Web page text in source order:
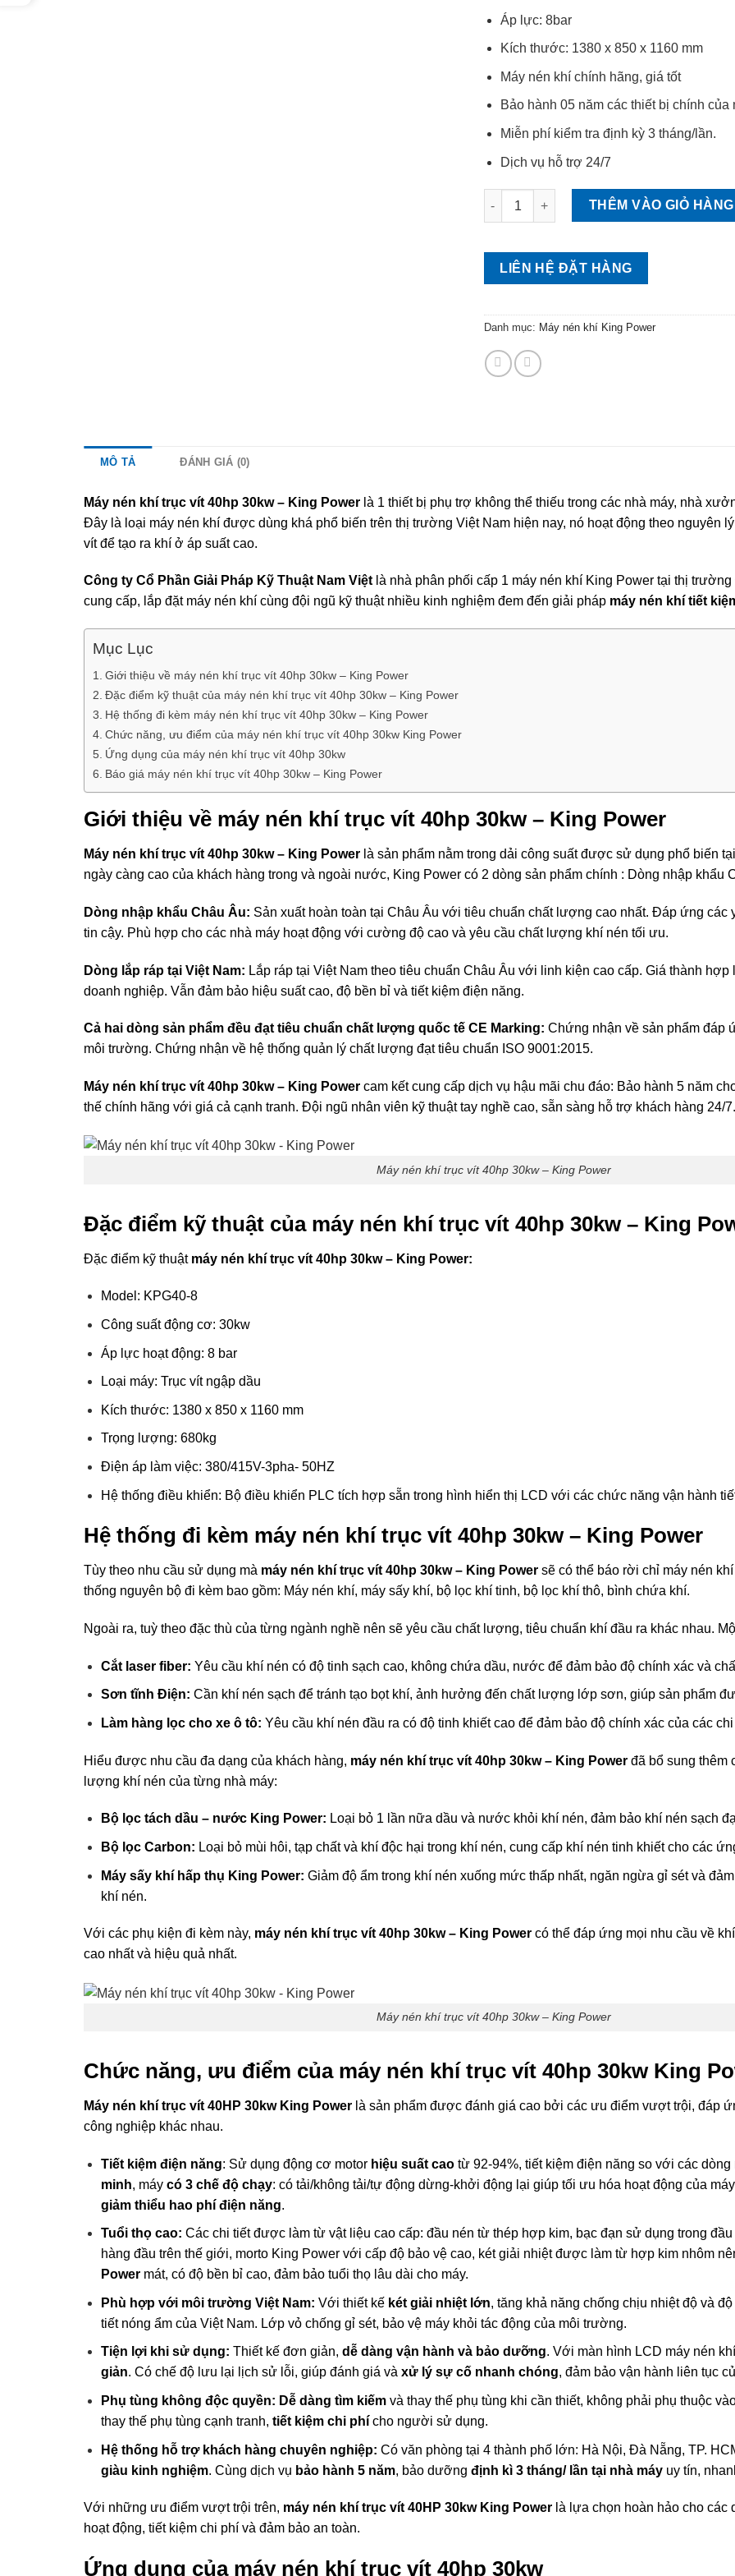
Áp lực: 8bar
Kích thước: 1380 x 850 x 1160 mm
Máy nén khí chính hãng, giá tốt
Bảo hành 05 năm các thiết bị chính của
Miễn phí kiểm tra định kỳ 3 tháng/lần.
Dịch vụ hỗ trợ 24/7
MÁY NÉN KHÍ TRỤC VÍT 40HP 30KW – KING
THÊM VÀO GIỎ HÀNG
LIÊN HỆ ĐẶT HÀNG
Danh mục: Máy nén khí King Power
MÔ TẢ ĐÁNH GIÁ (0)
Máy nén khí trục vít 40hp 30kw – King Power là 1 thiết bị phụ trợ không thể thiếu trong các nhà máy, nhà
Đây là loại máy nén khí được dùng khá phổ biến trên thị trường Việt Nam hiện nay, nó hoạt động theo nguyên
vít để tạo ra khí ở áp suất cao.
Công ty Cổ Phần Giải Pháp Kỹ Thuật Nam Việtlà nhà phân phối cấp 1 máy nén khí King Power tại thị
cung cấp, lắp đặt máy nén khí cùng đội ngũ kỹ thuật nhiều kinh nghiệm đem đến giải pháp máy nén khí tiết
Mục Lục
Giới thiệu về máy nén khí trục vít 40hp 30kw – King Power
Đặc điểm kỹ thuật của máy nén khí trục vít 40hp 30kw – King Power
Hệ thống đi kèm máy nén khí trục vít 40hp 30kw – King Power
Chức năng, ưu điểm của máy nén khí trục vít 40hp 30kw King Power
Ứng dụng của máy nén khí trục vít 40hp 30kw
Báo giá máy nén khí trục vít 40hp 30kw – King Power
Giới thiệu về máy nén khí trục vít 40hp 30kw – King Power
Máy nén khí trục vít 40hp 30kw – King Power là sản phẩm nằm trong dải công suất được sử dụng phổ biến
ngày càng cao của khách hàng trong và ngoài nước, King Power có 2 dòng sản phẩm chính : Dòng nhập khẩu
Dòng nhập khẩu Châu Âu: Sản xuất hoàn toàn tại Châu Âu với tiêu chuẩn chất lượng cao nhất. Đáp ứng các
tin cậy. Phù hợp cho các nhà máy hoạt động với cường độ cao và yêu cầu chất lượng khí nén tối ưu.
Dòng lắp ráp tại Việt Nam: Lắp ráp tại Việt Nam theo tiêu chuẩn Châu Âu với linh kiện cao cấp. Giá thành
doanh nghiệp. Vẫn đảm bảo hiệu suất cao, độ bền bỉ và tiết kiệm điện năng.
Cả hai dòng sản phẩm đều đạt tiêu chuẩn chất lượng quốc tế CE Marking: Chứng nhận về sản phẩm đáp
môi trường. Chứng nhận về hệ thống quản lý chất lượng đạt tiêu chuẩn ISO 9001:2015.
Máy nén khí trục vít 40hp 30kw – King Power cam kết cung cấp dịch vụ hậu mãi chu đáo: Bảo hành 5 năm
thế chính hãng với giá cả cạnh tranh. Đội ngũ nhân viên kỹ thuật tay nghề cao, sẵn sàng hỗ trợ khách hàng 24/7.
Máy nén khí trục vít 40hp 30kw – King Power
Đặc điểm kỹ thuật của máy nén khí trục vít 40hp 30kw – King
Đặc điểm kỹ thuật máy nén khí trục vít 40hp 30kw – King Power:
Model: KPG40-8
Công suất động cơ: 30kw
Áp lực hoạt động: 8 bar
Loại máy: Trục vít ngập dầu
Kích thước: 1380 x 850 x 1160 mm
Trọng lượng: 680kg
Điện áp làm việc: 380/415V-3pha- 50HZ
Hệ thống điều khiển: Bộ điều khiển PLC tích hợp sẵn trong hình hiển thị LCD với các chức năng vận hành
Hệ thống đi kèm máy nén khí trục vít 40hp 30kw – King Power
Tùy theo nhu cầu sử dụng mà máy nén khí trục vít 40hp 30kw – King Power sẽ có thể báo rời chỉ máy nén
thống nguyên bộ đi kèm bao gồm: Máy nén khí, máy sấy khí, bộ lọc khí tinh, bộ lọc khí thô, bình chứa khí.
Ngoài ra, tuỳ theo đặc thù của từng ngành nghề nên sẽ yêu cầu chất lượng, tiêu chuẩn khí đầu ra khác nhau.
Cắt laser fiber: Yêu cầu khí nén có độ tinh sạch cao, không chứa dầu, nước để đảm bảo độ chính xác và
Sơn tĩnh Điện: Cần khí nén sạch để tránh tạo bọt khí, ảnh hưởng đến chất lượng lớp sơn, giúp sản phẩm
Làm hàng lọc cho xe ô tô: Yêu cầu khí nén đầu ra có độ tinh khiết cao để đảm bảo độ chính xác của các
Hiểu được nhu cầu đa dạng của khách hàng, máy nén khí trục vít 40hp 30kw – King Power đã bổ sung thêm
lượng khí nén của từng nhà máy:
Bộ lọc tách dầu – nước King Power: Loại bỏ 1 lần nữa dầu và nước khỏi khí nén, đảm bảo khí nén sạch
Bộ lọc Carbon: Loại bỏ mùi hôi, tạp chất và khí độc hại trong khí nén, cung cấp khí nén tinh khiết cho các
Máy sấy khí hấp thụ King Power: Giảm độ ẩm trong khí nén xuống mức thấp nhất, ngăn ngừa gỉ sét và
khí nén.
Với các phụ kiện đi kèm này, máy nén khí trục vít 40hp 30kw – King Power có thể đáp ứng mọi nhu cầu về
cao nhất và hiệu quả nhất.
Máy nén khí trục vít 40hp 30kw – King Power
Chức năng, ưu điểm của máy nén khí trục vít 40hp 30kw King
Máy nén khí trục vít 40HP 30kw King Power là sản phẩm được đánh giá cao bởi các ưu điểm vượt trội, đáp
công nghiệp khác nhau.
Tiết kiệm điện năng: Sử dụng động cơ motor hiệu suất caotừ 92-94%, tiết kiệm điện năng so với các dòng
minh, máy có 3 chế độ chạy: có tải/không tải/tự động dừng-khởi động lại giúp tối ưu hóa hoạt động của
giảm thiểu hao phí điện năng.
Tuổi thọ cao: Các chi tiết được làm từ vật liệu cao cấp: đầu nén từ thép hợp kim, bạc đạn sử dụng trong
hàng đầu trên thế giới, morto King Power với cấp độ bảo vệ cao, két giải nhiệt được làm từ hợp kim nhôm
Powermát, có độ bền bỉ cao, đảm bảo tuổi thọ lâu dài cho máy.
Phù hợp với môi trường Việt Nam: Với thiết kế két giải nhiệt lớn, tăng khả năng chống chịu nhiệt độ và
tiết nóng ẩm của Việt Nam. Lớp vỏ chống gỉ sét, bảo vệ máy khỏi tác động của môi trường.
Tiện lợi khi sử dụng: Thiết kế đơn giản, dễ dàng vận hành và bảo dưỡng. Với màn hình LCD máy nén
giản. Có chế độ lưu lại lịch sử lỗi, giúp đánh giá và xử lý sự cố nhanh chóng, đảm bảo vận hành liên tục
Phụ tùng không độc quyền: Dễ dàng tìm kiếmvà thay thế phụ tùng khi cần thiết, không phải phụ thuộc
thay thế phụ tùng cạnh tranh, tiết kiệm chi phícho người sử dụng.
Hệ thống hỗ trợ khách hàng chuyên nghiệp: Có văn phòng tại 4 thành phố lớn: Hà Nội, Đà Nẵng, TP.
giàu kinh nghiệm. Cùng dịch vụ bảo hành 5 năm, bảo dưỡng định kì 3 tháng/ lần tại nhà máyuy tín,
Với những ưu điểm vượt trội trên, máy nén khí trục vít 40HP 30kw King Power là lựa chọn hoàn hảo cho các
hoạt động, tiết kiệm chi phí và đảm bảo an toàn.
Ứng dụng của máy nén khí trục vít 40hp 30kw